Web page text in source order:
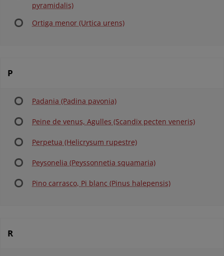
pyramidalis)
Ortiga menor (Urtica urens)
P
Padania (Padina pavonia)
Peine de venus, Agulles (Scandix pecten veneris)
Perpetua (Helicrysum rupestre)
Peysonelia (Peyssonnetia squamaria)
Pino carrasco, Pi blanc (Pinus halepensis)
R